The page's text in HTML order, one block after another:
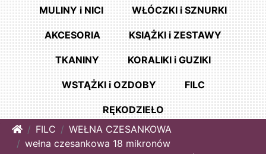
MULINY i NICI WŁÓCZKI i SZNURKI
AKCESORIA KSIĄŻKI i ZESTAWY
TKANINY KORALIKI i GUZIKI
WSTĄŻKI i OZDOBY FILC
RĘKODZIEŁO
Home
FILC
WEŁNA CZESANKOWA
wełna czesankowa 18 mikronów